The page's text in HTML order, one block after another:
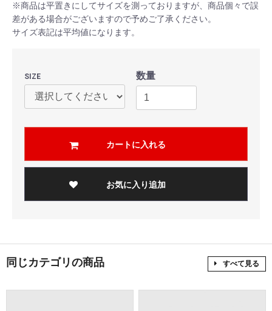
※商品は平置きにしてサイズを測っておりますが、商品個々で誤
差がある場合がございますので予めご了承ください。
サイズ表記は平均値になります。
SIZE 数量
カートに入れる
お気に入り追加
同じカテゴリの商品 すべて見る